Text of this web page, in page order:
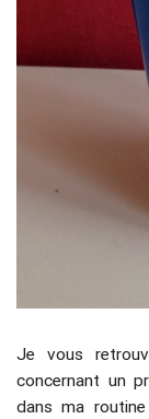
Je vous
concernant un
dans ma